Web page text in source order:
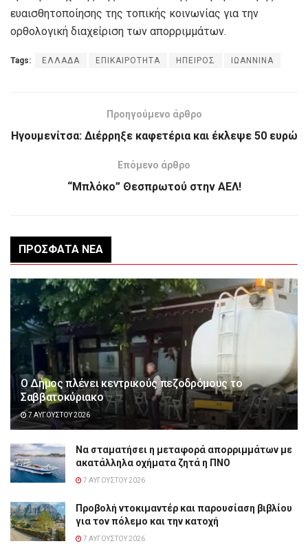
ευαισθητοποίησης της τοπικής κοινωνίας για την
ορθολογική διαχείριση των απορριμμάτων.
Tags: ΕΛΛΑΔΑ ΕΠΙΚΑΙΡΟΤΗΤΑ ΗΠΕΙΡΟΣ ΙΩΑΝΝΙΝΑ
Προηγούμενο άρθρο
Ηγουμενίτσα: Διέρρηξε καφετέρια και έκλεψε 50 ευρώ
Επόμενο άρθρο
“Mπλόκο” Θεσπρωτού στην ΑΕΛ!
ΠΡΌΣΦΑΤΑ ΝΈΑ
Ο Δήμος πλένει κεντρικούς πεζοδρόμους το
Σαββατοκύριακο
7 ΑΥΓΟΎΣΤΟΥ 2026
Να σταματήσει η μεταφορά απορριμμάτων με
ακατάλληλα οχήματα ζητά η ΠΝΟ
7 ΑΥΓΟΎΣΤΟΥ 2026
Προβολή ντοκιμαντέρ και παρουσίαση βιβλίου
για τον πόλεμο και την κατοχή
7 ΑΥΓΟΎΣΤΟΥ 2026